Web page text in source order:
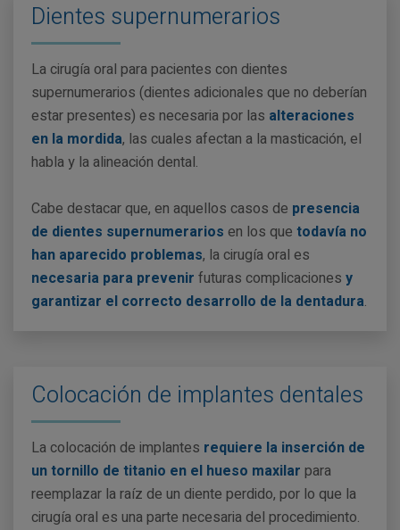
Dientes supernumerarios
La cirugía oral para pacientes con dientes
supernumerarios (dientes adicionales que no deberían
estar presentes) es necesaria por las alteraciones
en la mordida, las cuales afectan a la masticación, el
habla y la alineación dental.
Cabe destacar que, en aquellos casos de presencia
de dientes supernumerarios en los que todavía no
han aparecido problemas, la cirugía oral es
necesaria para prevenir futuras complicaciones y
garantizar el correcto desarrollo de la dentadura.
Colocación de implantes dentales
La colocación de implantes requiere la inserción de
un tornillo de titanio en el hueso maxilar para
reemplazar la raíz de un diente perdido, por lo que la
cirugía oral es una parte necesaria del procedimiento.